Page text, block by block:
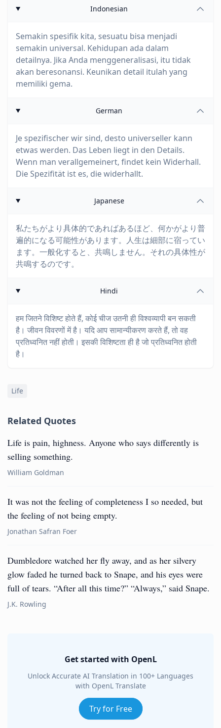
Indonesian
Semakin spesifik kita, sesuatu bisa menjadi
semakin universal. Kehidupan ada dalam
detailnya. Jika Anda menggeneralisasi, itu tidak
akan beresonansi. Keunikan detail itulah yang
memiliki gema.
German
Je spezifischer wir sind, desto universeller kann
etwas werden. Das Leben liegt in den Details.
Wenn man verallgemeinert, findet kein Widerhall.
Die Spezifität ist es, die widerhallt.
Japanese
私たちがより具体的であればあるほど、何かがより普
遍的になる可能性があります。人生は細部に宿ってい
ます。一般化すると、共鳴しません。それの具体性が
共鳴するのです。
Hindi
हम जितने विशिष्ट होते हैं, कोई चीज उतनी ही विश्वव्यापी बन सकती
है। जीवन विवरणों में है। यदि आप सामान्यीकरण करते हैं, तो वह
प्रतिध्वनित नहीं होती। इसकी विशिष्टता ही है जो प्रतिध्वनित होती
है।
Life
Related Quotes
Life is pain, highness. Anyone who says differently is
selling something.
William Goldman
It was not the feeling of completeness I so needed, but
the feeling of not being empty.
Jonathan Safran Foer
Dumbledore watched her fly away, and as her silvery
glow faded he turned back to Snape, and his eyes were
full of tears. “After all this time?” “Always,” said Snape.
J.K. Rowling
Get started with OpenL
Unlock Accurate AI Translation in 100+ Languages
with OpenL Translate
Try for Free